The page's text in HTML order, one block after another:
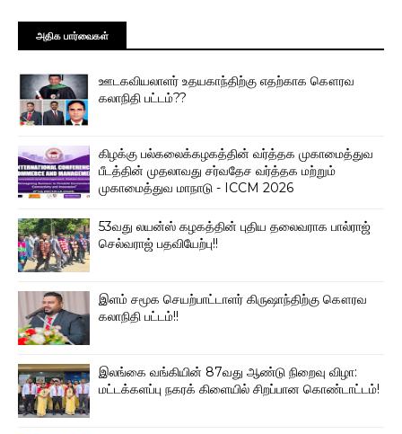
அதிக பார்வைகள்
ஊடகவியலாளர் உதயகாந்திற்கு எதற்காக கௌரவ
கலாநிதி பட்டம்??
கிழக்கு பல்கலைக்கழகத்தின் வர்த்தக முகாமைத்துவ
பீடத்தின் முதலாவது சர்வதேச வர்த்தக மற்றும்
முகாமைத்துவ மாநாடு - ICCM 2026
53வது லயன்ஸ் கழகத்தின் புதிய தலைவராக பால்ராஜ்
செல்வராஜ் பதவியேற்பு!!
இளம் சமூக செயற்பாட்டாளர் கிருஷாந்திற்கு கௌரவ
கலாநிதி பட்டம்!!
இலங்கை வங்கியின் 87வது ஆண்டு நிறைவு விழா:
மட்டக்களப்பு நகரக் கிளையில் சிறப்பான கொண்டாட்டம்!